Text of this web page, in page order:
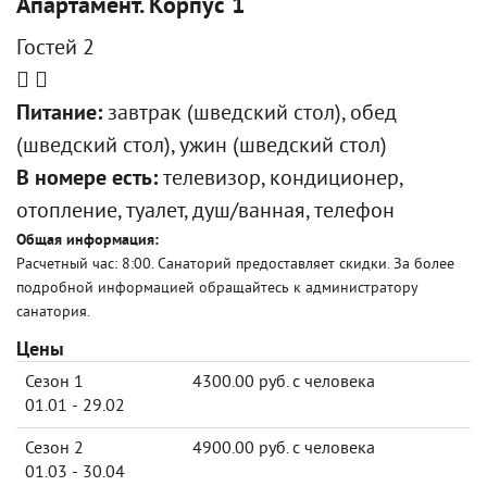
Апартамент. Корпус 1
Гостей 2
Питание: завтрак (шведский стол), обед
(шведский стол), ужин (шведский стол)
В номере есть: телевизор, кондиционер,
отопление, туалет, душ/ванная, телефон
Общая информация:
Расчетный час: 8:00. Санаторий предоставляет скидки. За более
подробной информацией обращайтесь к администратору
санатория.
Цены
Сезон 1
01.01 - 29.02
4300.00 руб. с человека
Сезон 2
01.03 - 30.04
4900.00 руб. с человека